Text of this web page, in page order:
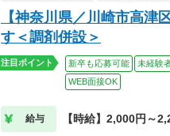
【神奈川県／川崎市高
す＜調剤併設＞
注目ポイント 新卒も応募可能 未経験
WEB面接OK
給与 【時給】2,000円～